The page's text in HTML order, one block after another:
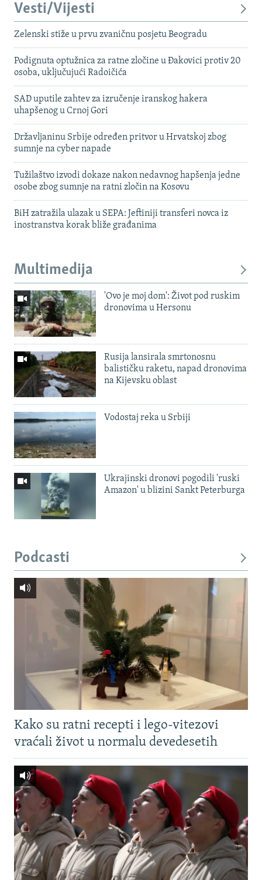
Vesti/Vijesti
Zelenski stiže u prvu zvaničnu posjetu Beogradu
Podignuta optužnica za ratne zločine u Đakovici protiv 20
osoba, uključujući Radoičića
SAD uputile zahtev za izručenje iranskog hakera
uhapšenog u Crnoj Gori
Državljaninu Srbije određen pritvor u Hrvatskoj zbog
sumnje na cyber napade
Tužilaštvo izvodi dokaze nakon nedavnog hapšenja jedne
osobe zbog sumnje na ratni zločin na Kosovu
BiH zatražila ulazak u SEPA: Jeftiniji transferi novca iz
inostranstva korak bliže građanima
Multimedija
'Ovo je moj dom': Život pod ruskim
dronovima u Hersonu
Rusija lansirala smrtonosnu
balističku raketu, napad dronovima
na Kijevsku oblast
Vodostaj reka u Srbiji
Ukrajinski dronovi pogodili 'ruski
Amazon' u blizini Sankt Peterburga
Podcasti
Kako su ratni recepti i lego-vitezovi
vraćali život u normalu devedesetih